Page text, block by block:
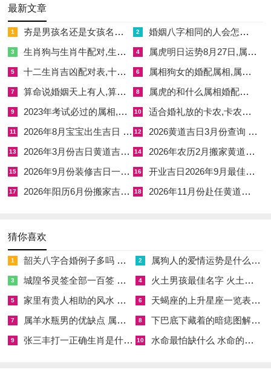
择可参考老黄历详情.
黄历宜忌:宜开业、开幕、开市、交易、立券、挂匾、祭祀、祈
福、祈祷、斋醮、出行、造屋、起基、修造、动土、定磉、安
床、安机械、安葬、破土、启钻、除服、成服、立碑；
忌作灶、结婚、嫁娶、搬家、移徙、入宅、理发。
日子特征:此日宜“造屋”、“起基”、“修造”~非常适合于房屋的建
造与装修奠基！
注意事项
，属兔的朋友需避开此日！吉时选择可参考
7.2026年5月24日（星期日）农历四月初八
黄历宜忌
:宜结婚、嫁娶、纳采、订婚、祭祀、祈福、祈祷、求
嗣、开光、出火、出行、拆卸、动土、修造、进人口、入宅、搬
家、移徙、安床、解除、挂匾、栽种、破土、谢土、入殓、移
柩、安葬；
忌开业、开幕、开市、立券、造船、合寿木...
最新文章
1 夯是男孩名还是女孩名字 夯字男孩女孩都适合吗 2 婚姻八字相同的人会怎样,八字相同婚姻不同
3 生肖狗与生肖牛配对,生肖狗和生肖牛婚姻相配吗 4 属虎明日运势8月27日,属虎明日运势8月27日男
5 十二生肖吉凶配对表,十二生肖吉肖 6 属相狗女的婚配属相,属相狗女和什么属相最佳配偶
7 算命说婚姻天上有人,算命的说我有婚运 8 属虎的和什么属相婚配最好,属虎的和什么属相婚姻最好
9 2023年考试必过的属相,属蛇今年考试能过吗 10 适合婚礼放的卡农,卡农作为婚礼入场音乐
11 2026年8月宝宝出生吉日 2026年8月26生孩子 12 2026黄道吉日3月份查询 2026年黄道吉日一览表3月份
13 2026年3月份吉日黄道吉日查询表 2026年日历表 14 2026年农历2月搬家黄道吉日 农历2月黄道吉日查询2026年搬家
15 2026年9月份装修吉日一览表 2026年9月26日装修 16 开业吉日2026年9月最佳时间
17 2026年阳历6月份搬家吉日 2026阳历6月搬家黄道吉日 18 2026年11月份赴任黄道吉日 2026年11月赴任吉日
猜你喜欢
1 韶关八字合婚例子多吗 韶关八字测风水 2 属狗人的爱情运势是什么意思 属狗的人爱情观
3 城隍爷灵签全部一百签 城隍爷灵签解签大全 4 火土男孩最佳名字 火土属性的字男孩名字有哪些
5 家里有贵人相助的风水 家里有贵人是什么意思 6 天蝎座的上升星座一览表 天蝎座的上升星座查询
7 属羊水瓶男的优缺点 属羊水瓶座男生性格爱情观 8 下巴底下藏着的暗痣图解 下巴尖底下有痣代表什么
9 张三丰打一正确生肖是什么意思 张三丰是指什么生肖 10 水命最怕缺什么 水命的人忌什么